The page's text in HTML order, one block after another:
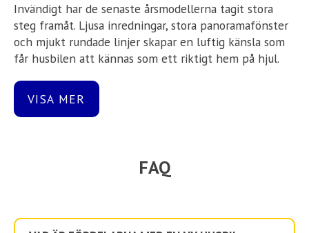
Invändigt har de senaste årsmodellerna tagit stora
steg framåt. Ljusa inredningar, stora panoramafönster
och mjukt rundade linjer skapar en luftig känsla som
får husbilen att kännas som ett riktigt hem på hjul.
för att du ska kunna välja den stil som passar din smak
– från ljusa och skandinaviska Pyla-inspirerade
mörkare trä och harmoniska jordtoner. De moderna
köksutrymmena är utrustade med stora kylfack, ugn
VISA MER
FAQ